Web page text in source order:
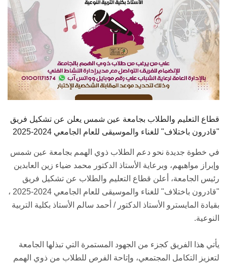
قطاع التعليم والطلاب بجامعة عين شمس يعلن عن تشكيل فريق
"قادرون باختلاف" للغناء والموسيقى للعام الجامعي 2024-2025
في خطوة جديدة نحو دعم الطلاب ذوي الهمم بجامعة عين شمس
وإبراز مواهبهم، وبرعاية الأستاذ الدكتور محمد ضياء زين العابدين
رئيس الجامعة، أعلن قطاع التعليم والطلاب عن تشكيل فريق
"قادرون باختلاف" للغناء والموسيقى للعام الجامعي 2024-2025 ،
بقيادة المايسترو الأستاذ الدكتور / أحمد سالم الأستاذ بكلية التربية
النوعية.
يأتي هذا الفريق كجزء من الجهود المستمرة التي تبذلها الجامعة
لتعزيز التكامل المجتمعي، وإتاحة الفرص للطلاب من ذوي الهمم